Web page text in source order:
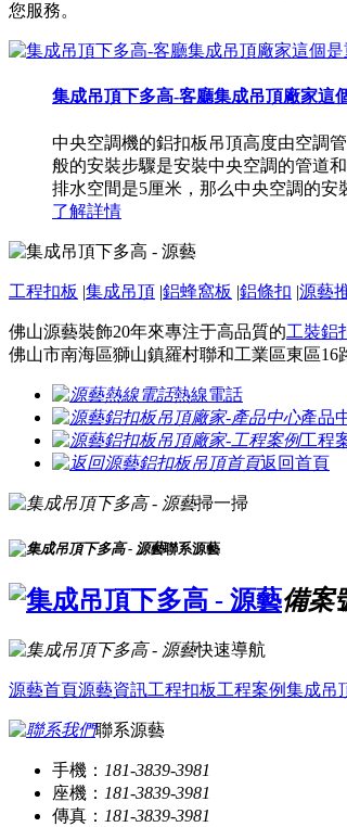
您服務。
集成吊頂下多高-客廳集成吊頂廠家這
中央空調機的鋁扣板吊頂高度由空調
般的安裝步驟是安裝中央空調的管道
排水空間是5厘米，那么中央空調的安
了解詳情
工程扣板 |集成吊頂 |鋁蜂窩板 |鋁條扣 |源藝
佛山源藝裝飾20年來專注于高品質的工裝鋁
佛山市南海區獅山鎮羅村聯和工業區東區16
熱線電話
產品
工程
返回首頁
掃一掃
聯系源藝
備案
快速導航
源藝首頁源藝資訊工程扣板工程案例集成吊
聯系源藝
手機： 181-3839-3981
座機： 181-3839-3981
傳真： 181-3839-3981